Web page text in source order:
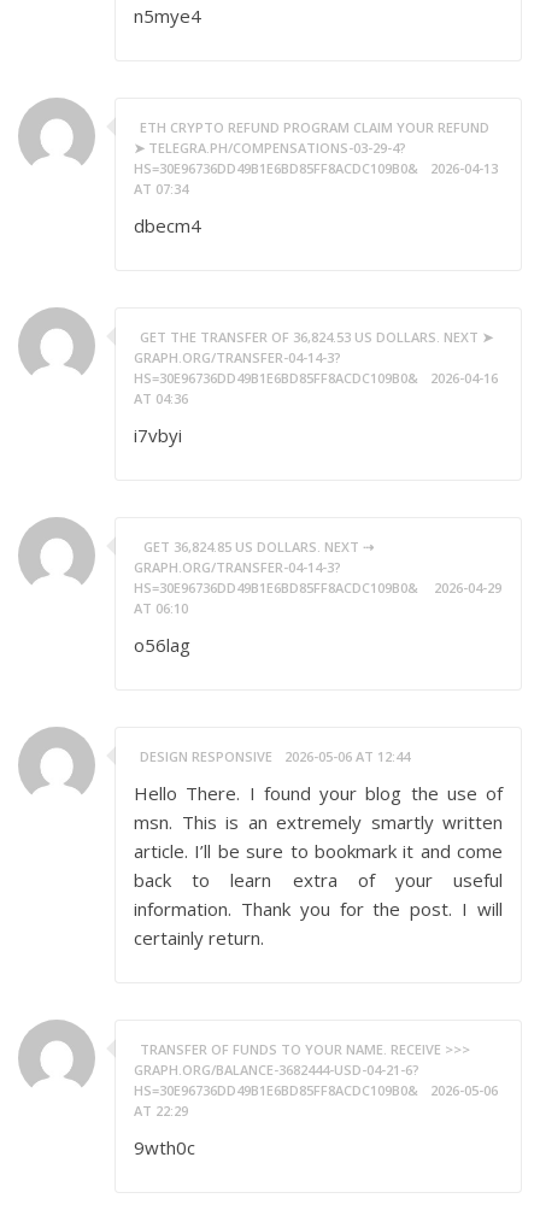
n5mye4
ETH CRYPTO REFUND PROGRAM CLAIM YOUR REFUND
➤ TELEGRA.PH/COMPENSATIONS-03-29-4?
HS=30E96736DD49B1E6BD85FF8ACDC109B0&
2026-04-13
AT 07:34
dbecm4
GET THE TRANSFER OF 36,824.53 US DOLLARS. NEXT ➤
GRAPH.ORG/TRANSFER-04-14-3?
HS=30E96736DD49B1E6BD85FF8ACDC109B0&
2026-04-16
AT 04:36
i7vbyi
️ GET 36,824.85 US DOLLARS. NEXT ⇢
GRAPH.ORG/TRANSFER-04-14-3?
HS=30E96736DD49B1E6BD85FF8ACDC109B0& ️
2026-04-29
AT 06:10
o56lag
DESIGN RESPONSIVE 2026-05-06 AT 12:44
Hello There. I found your blog the use of
msn. This is an extremely smartly written
article. I’ll be sure to bookmark it and come
back to learn extra of your useful
information. Thank you for the post. I will
certainly return.
TRANSFER OF FUNDS TO YOUR NAME. RECEIVE >>>
GRAPH.ORG/BALANCE-3682444-USD-04-21-6?
HS=30E96736DD49B1E6BD85FF8ACDC109B0&
2026-05-06
AT 22:29
9wth0c